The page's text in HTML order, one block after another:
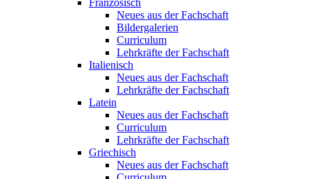
Französisch
Neues aus der Fachschaft
Bildergalerien
Curriculum
Lehrkräfte der Fachschaft
Italienisch
Neues aus der Fachschaft
Lehrkräfte der Fachschaft
Latein
Neues aus der Fachschaft
Curriculum
Lehrkräfte der Fachschaft
Griechisch
Neues aus der Fachschaft